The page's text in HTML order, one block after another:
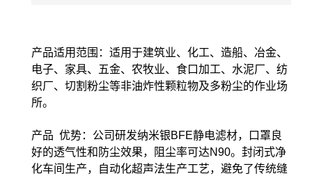
产品适用范围：适用于建筑业、化工、造船、冶金、
电子、家具、五金、农牧业、食口加工、水泥厂、纺
织厂、切割粉尘等非油炸性颗粒物及多粉尘的作业场
所。
产品 优势：公司研发纳米银BFE静电滤材，口罩良
好的透气性和防尘效果，阻尘率可达N90。封闭式净
化车间生产，自动化超声法生产工艺，避免了传统缝